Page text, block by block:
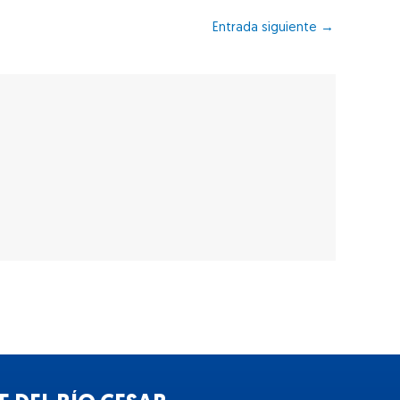
Entrada siguiente →